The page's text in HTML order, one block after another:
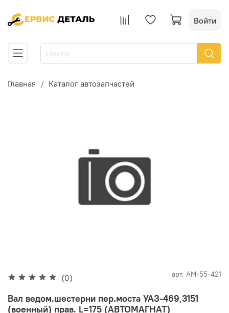
Войти
Главная Каталог автозапчастей
(0) арт. АМ-55-421
Вал ведом.шестерни пер.моста УАЗ-469,3151
(военный) прав. L=175 (АВТОМАГНАТ)